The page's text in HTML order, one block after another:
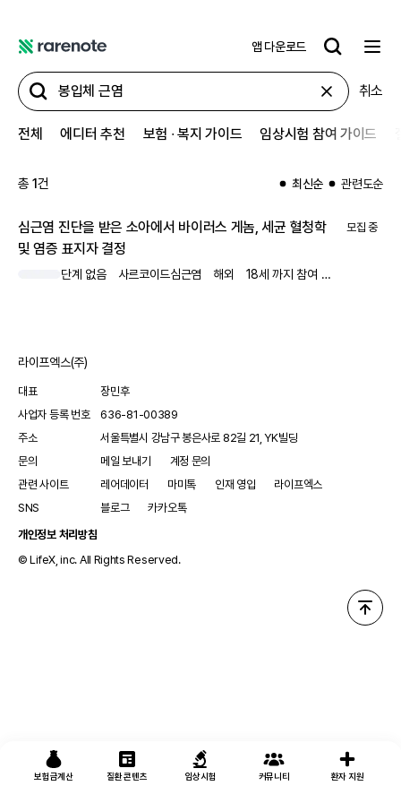
어
노
트
앱 다운로드
보험금계산 질환 콘텐츠 임상시험 커뮤니티 환자 지원
취소
전체 에디터 추천 보험 ∙ 복지 가이드 임상시험 참여 가이드
총1건 최신순 관련도순
심근염 진단을 받은 소아에서 바이러스 게놈, 세균 혈청학
및 염증 표지자 결정
단계 없음 사르코이드심근염 해외 18세 까지 참여 가능
모집 중
라이프엑스(주)
대표
장민후
사업자 등록 번호
636-81-00389
주소
서울특별시 강남구 봉은사로 82길 21, YK빌딩
문의
메일 보내기
계정 문의
관련 사이트
레어데이터 마미톡 인재 영입
라이프엑스
SNS
블로그
카카오톡
개인정보 처리방침
© LifeX, inc. All Rights Reserved.